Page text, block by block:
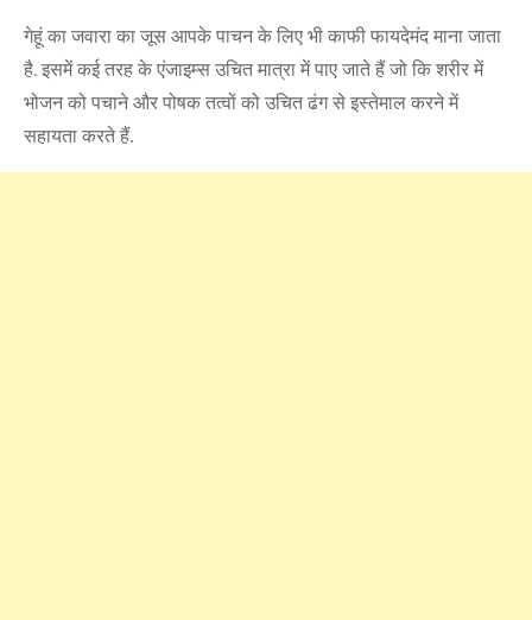
गेहूं का जवारा का जूस आपके पाचन के लिए भी काफी फायदेमंद माना जाता
है. इसमें कई तरह के एंजाइम्स उचित मात्रा में पाए जाते हैं जो कि शरीर में
भोजन को पचाने और पोषक तत्वों को उचित ढंग से इस्तेमाल करने में
सहायता करते हैं.